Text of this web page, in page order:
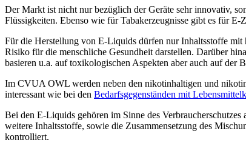
Der Markt ist nicht nur bezüglich der Geräte sehr innovativ,
Flüssigkeiten. Ebenso wie für Tabakerzeugnisse gibt es für
Für die Herstellung von E-Liquids dürfen nur Inhaltsstoffe
Risiko für die menschliche Gesundheit darstellen. Darüber
basieren u.a. auf toxikologischen Aspekten aber auch auf der
Im CVUA OWL werden neben den nikotinhaltigen und
interessant wie bei den Bedarfsgegenständen mit
Bei den E-Liquids gehören im Sinne des
weitere Inhaltsstoffe, sowie die Zusammensetzung des
kontrolliert.